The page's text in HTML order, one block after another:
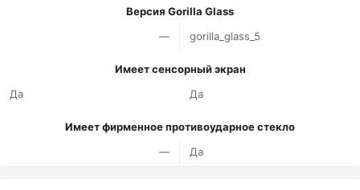
Версия Gorilla Glass
—
gorilla_glass_5
Имеет сенсорный экран
Да
Да
Имеет фирменное противоударное стекло
—
Да